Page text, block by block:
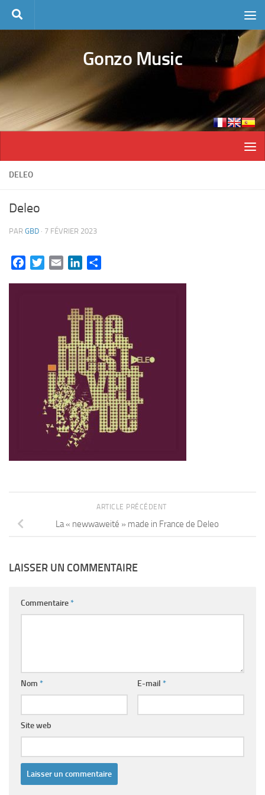
Skip to content
Gonzo Music
DELEO
Deleo
PAR GBD · 7 FÉVRIER 2023
FacebookTwitterEmail LinkedIn
ARTICLE PRÉCÉDENT
La « newwaweité » made in France de Deleo
LAISSER UN COMMENTAIRE
Commentaire*
Nom * E-mail *
Site web